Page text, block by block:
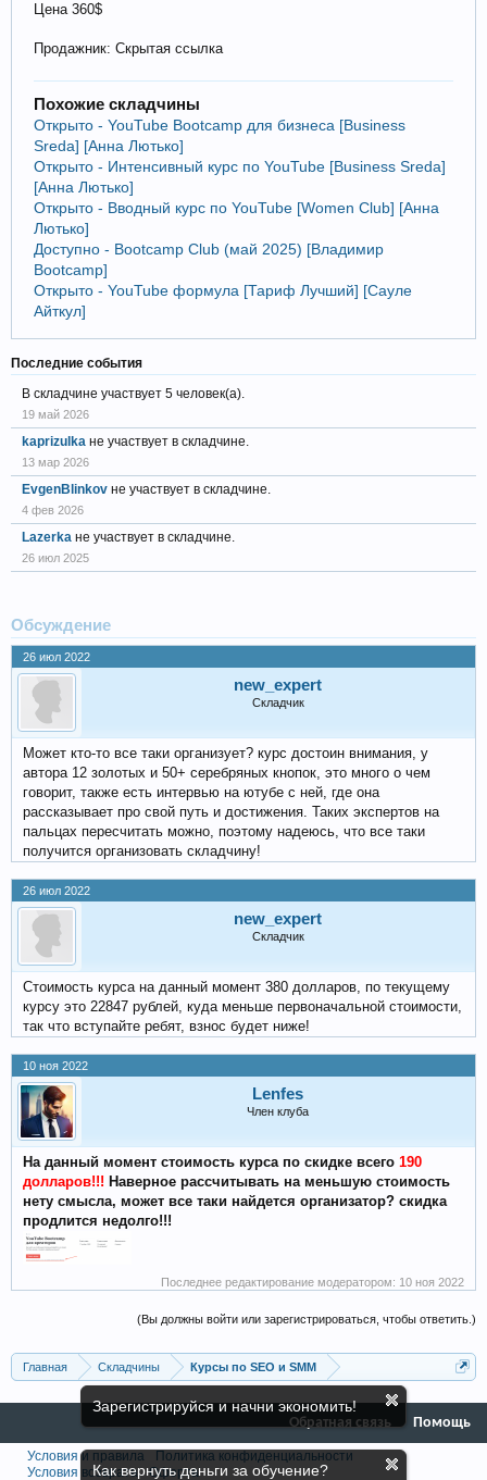
Зарегистрируйся и начни экономить!
Как вернуть деньги за обучение?
Цена 360$
Продажник: Скрытая ссылка
Похожие складчины
Открыто - YouTube Bootcamp для бизнеса [Business
Sreda] [Анна Лютько]
Открыто - Интенсивный курс по YouTube [Business Sreda]
[Анна Лютько]
Открыто - Вводный курс по YouTube [Women Club] [Анна
Лютько]
Доступно - Bootcamp Club (май 2025) [Владимир
Bootcamp]
Открыто - YouTube формула [Тариф Лучший] [Сауле
Айткул]
Последние события
В складчине участвует 5 человек(а).
19 май 2026
kaprizulka не участвует в складчине.
13 мар 2026
EvgenBlinkov не участвует в складчине.
4 фев 2026
Lazerka не участвует в складчине.
26 июл 2025
Обсуждение
26 июл 2022
new_expert
Складчик
Может кто-то все таки организует? курс достоин внимания, у
автора 12 золотых и 50+ серебряных кнопок, это много о чем
говорит, также есть интервью на ютубе с ней, где она
рассказывает про свой путь и достижения. Таких экспертов на
пальцах пересчитать можно, поэтому надеюсь, что все таки
получится организовать складчину!
26 июл 2022
new_expert
Складчик
Стоимость курса на данный момент 380 долларов, по текущему
курсу это 22847 рублей, куда меньше первоначальной стоимости,
так что вступайте ребят, взнос будет ниже!
10 ноя 2022
Lenfes
Член клуба
На данный момент стоимость курса по скидке всего 190
долларов!!! Наверное рассчитывать на меньшую стоимость
нету смысла, может все таки найдется организатор? скидка
продлится недолго!!!
Последнее редактирование модератором: 10 ноя 2022
(Вы должны войти или зарегистрироваться, чтобы ответить.)
Главная Складчины Курсы по SEO и SMM
Обратная связь Помощь
Условия и правила
Политика конфиденциальности
Условия возврата
Оферта